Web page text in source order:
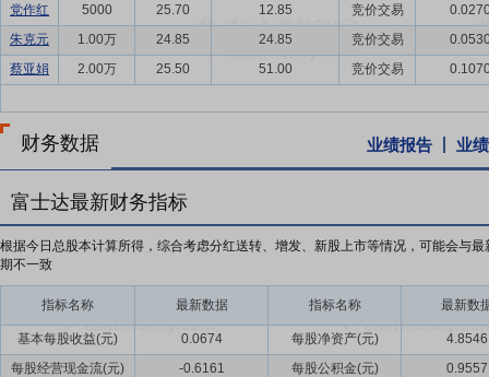
党作红 5000 25.70 12.85 竞价交易
朱克元
1.00万 24.85 24.85 竞价交易
蔡亚娟
2.00万 25.50 51.00 竞价交易
财务数据 业绩报告 业
富士达最新财务指标
根据今日总股本计算所得，综合考虑分红送转、增发、新股上市等情况，可能会与最
期不一致
指标名称 最新数据 指标名称 最新数
基本每股收益(元) 0.0674 每股净资产(元)
4.8546
每股经营现金流(元)
-0.6161 每股公积金(元)
0.9557